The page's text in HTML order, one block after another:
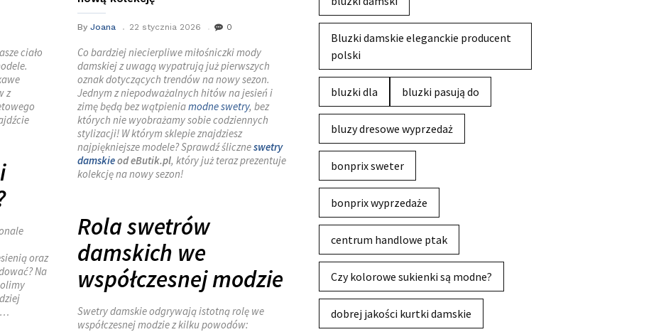
ciało
z
oraz
Na
…
By Joana 22 stycznia 2026 0
Co bardziej niecierpliwe miłośniczki mody
damskiej z uwagą wypatrują już pierwszych
oznak dotyczących trendów na nowy sezon.
Jednym z niepodważalnych hitów na jesień i
zimę będą bez wątpieniamodne swetry, bez
których nie wyobrażamy sobie codziennych
stylizacji! W którym sklepie znajdziesz
najpiękniejsze modele? Sprawdź śliczneswetry
damskieod eButik.pl, który już teraz prezentuje
kolekcję na nowy sezon!
Rola swetrów
damskich we
współczesnej modzie
Swetry damskie odgrywają istotną rolę we
współczesnej modzie z kilku powodów:
Bluzki damskie eleganckie producent
polski
bluzki dla bluzki pasują do
bluzy dresowe wyprzedaż
bonprix sweter
bonprix wyprzedaże
centrum handlowe ptak
Czy kolorowe sukienki są modne?
dobrej jakości kurtki damskie